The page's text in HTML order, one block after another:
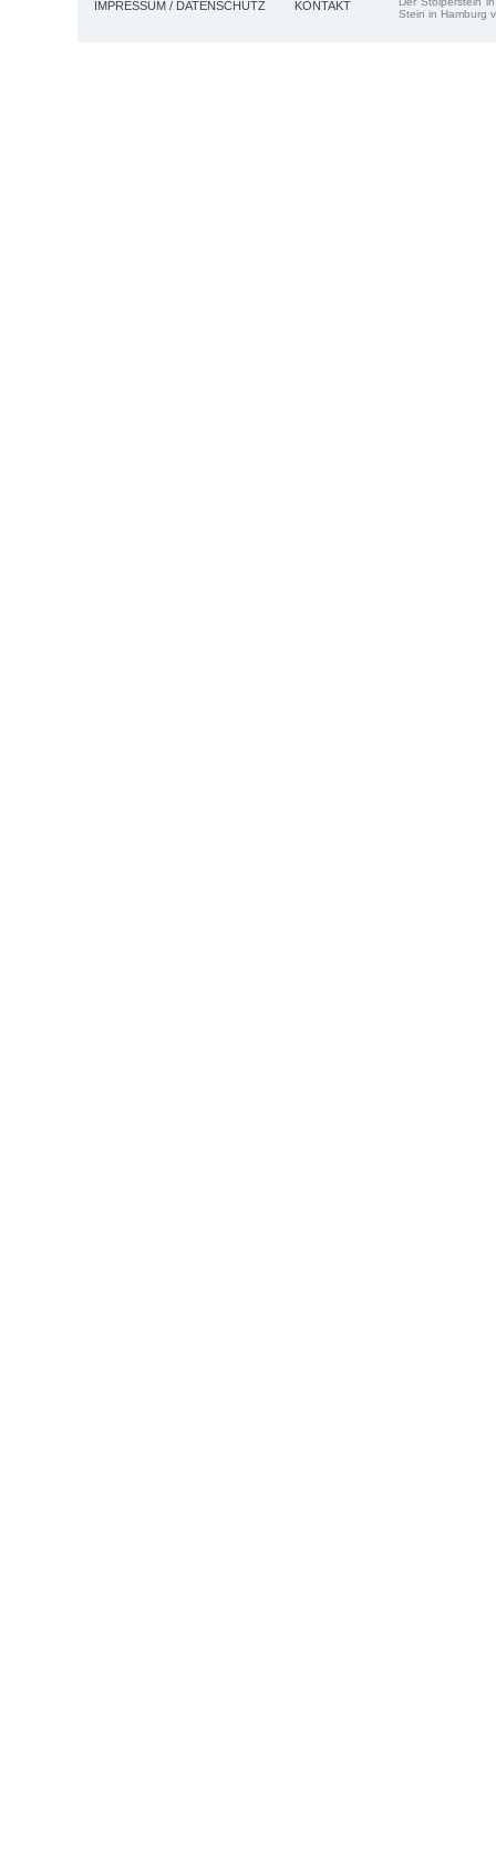
IMPRESSUM / DATENSCHUTZ KONTAKT
Stein in Hamburg